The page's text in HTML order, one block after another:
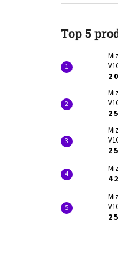
Top 5
2
2
2
4
2
2 000 Kč